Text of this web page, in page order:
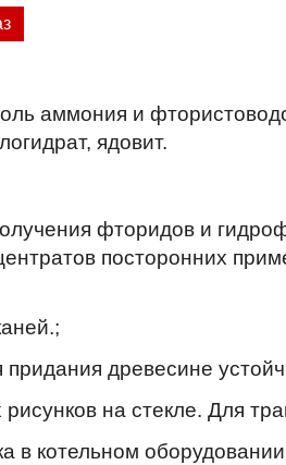
аммония и
ядовит.
фторидов и
посторонних
древесине
на стекле. Для
в котельном